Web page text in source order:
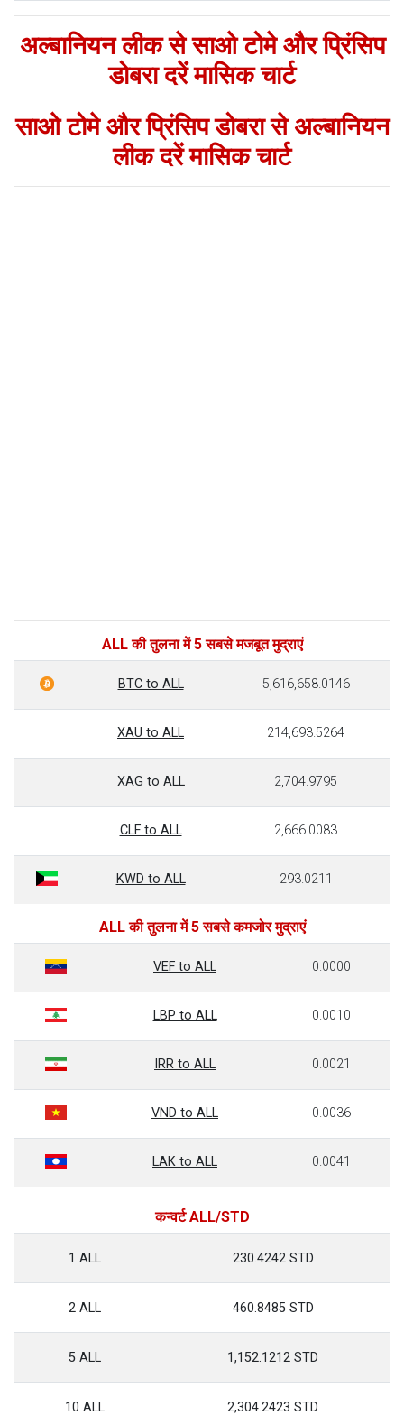
अल्बानियन लीक से साओ टोमे और प्रिंसिप
डोबरा दरें मासिक चार्ट
साओ टोमे और प्रिंसिप डोबरा से अल्बानियन
लीक दरें मासिक चार्ट
ALL की तुलना में 5 सबसे मजबूत मुद्राएं
BTC to ALL 5,616,658.0146
XAU to ALL 214,693.5264
XAG to ALL 2,704.9795
CLF to ALL 2,666.0083
KWD to ALL 293.0211
ALL की तुलना में 5 सबसे कमजोर मुद्राएं
VEF to ALL 0.0000
LBP to ALL 0.0010
IRR to ALL 0.0021
VND to ALL 0.0036
LAK to ALL 0.0041
कन्वर्ट ALL/STD
1 ALL 230.4242 STD
2 ALL 460.8485 STD
5 ALL 1,152.1212 STD
10 ALL 2,304.2423 STD